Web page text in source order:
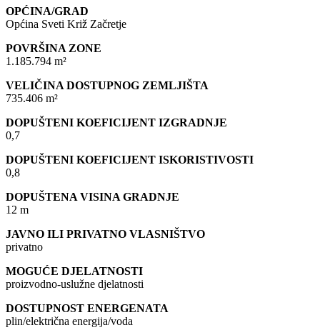
OPĆINA/GRAD
Općina Sveti Križ Začretje
POVRŠINA ZONE
1.185.794 m²
VELIČINA DOSTUPNOG ZEMLJIŠTA
735.406 m²
DOPUŠTENI KOEFICIJENT IZGRADNJE
0,7
DOPUŠTENI KOEFICIJENT ISKORISTIVOSTI
0,8
DOPUŠTENA VISINA GRADNJE
12 m
JAVNO ILI PRIVATNO VLASNIŠTVO
privatno
MOGUĆE DJELATNOSTI
proizvodno-uslužne djelatnosti
DOSTUPNOST ENERGENATA
plin/električna energija/voda